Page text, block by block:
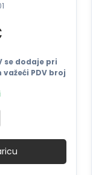
se dodaje pri
PDV broj